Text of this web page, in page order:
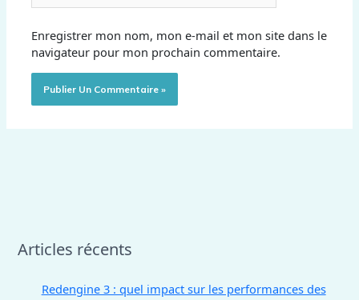
Enregistrer mon nom, mon e-mail et mon site dans le
navigateur pour mon prochain commentaire.
Articles récents
Redengine 3 : quel impact sur les performances des